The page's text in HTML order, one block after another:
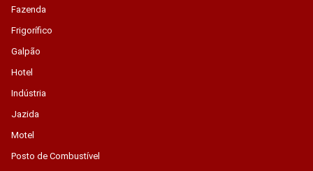
Fazenda
Frigorífico
Galpão
Hotel
Indústria
Jazida
Motel
Posto de Combustível